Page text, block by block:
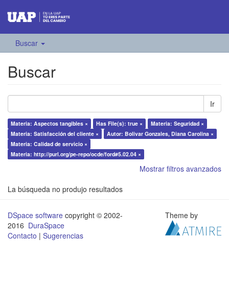
Buscar
Buscar
Ir
Materia: Aspectos tangibles × Has File(s): true ×
Materia: Seguridad ×
Materia: Satisfacción del cliente ×
Autor: Bolivar Gonzales, Diana Carolina ×
Materia: Calidad de servicio ×
Materia: http://purl.org/pe-repo/ocde/ford#5.02.04 ×
Mostrar filtros avanzados
La búsqueda no produjo resultados
DSpace software copyright © 2002-
2016 DuraSpace
Contacto | Sugerencias
Theme by